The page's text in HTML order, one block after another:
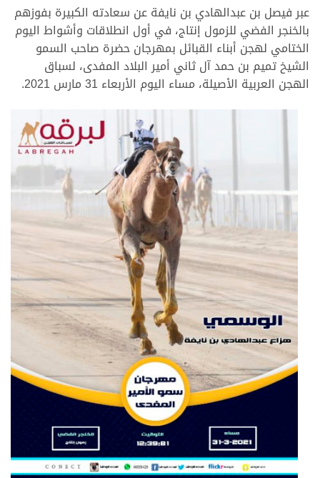
عبر فيصل بن عبدالهادي بن نايفة عن سعادته الكبيرة بفوزهم
بالخنجر الفضي للزمول إنتاج، في أول انطلاقات وأشواط اليوم
الختامي لهجن أبناء القبائل بمهرجان حضرة صاحب السمو
الشيخ تميم بن حمد آل ثاني أمير البلاد المفدى، لسباق
الهجن العربية الأصيلة، مساء اليوم الأربعاء 31 مارس 2021.